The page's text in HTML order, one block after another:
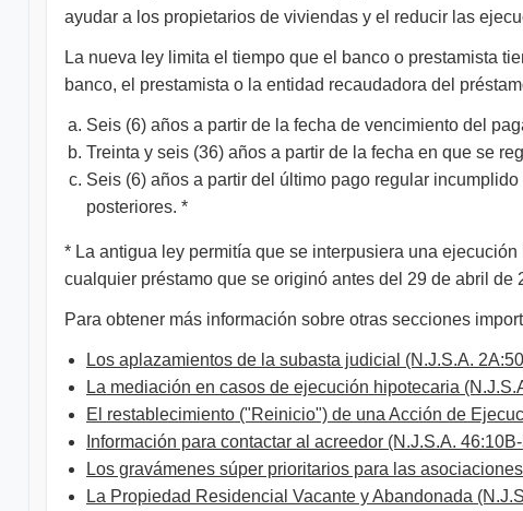
ayudar a los propietarios de viviendas y el reducir las
La nueva ley limita el tiempo que el banco o prestamista
banco, el prestamista o la entidad recaudadora del
Seis (6) años a partir de la fecha de vencimiento del
Treinta y seis (36) años a partir de la fecha en que se
Seis (6) años a partir del último pago regular
posteriores. *
* La antigua ley permitía que se interpusiera una
cualquier préstamo que se originó antes del 29 de abril de
Para obtener más información sobre otras secciones
Los aplazamientos de la subasta judicial (N.J.S.A.
La mediación en casos de ejecución hipotecaria
El restablecimiento ("Reinicio") de una Acción de
Información para contactar al acreedor (N.J.S.A.
Los gravámenes súper prioritarios para las
La Propiedad Residencial Vacante y Abandonada